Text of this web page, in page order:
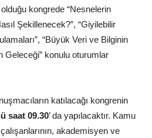
olduğu kongrede “Nesnelerin
Şekillenecek?”, “Giyilebilir
“Büyük Veri ve Bilginin
Geleceği” konulu oturumlar
katılacağı kongrenin
saat 09.30’ da yapılacaktır. Kamu
akademisyen ve